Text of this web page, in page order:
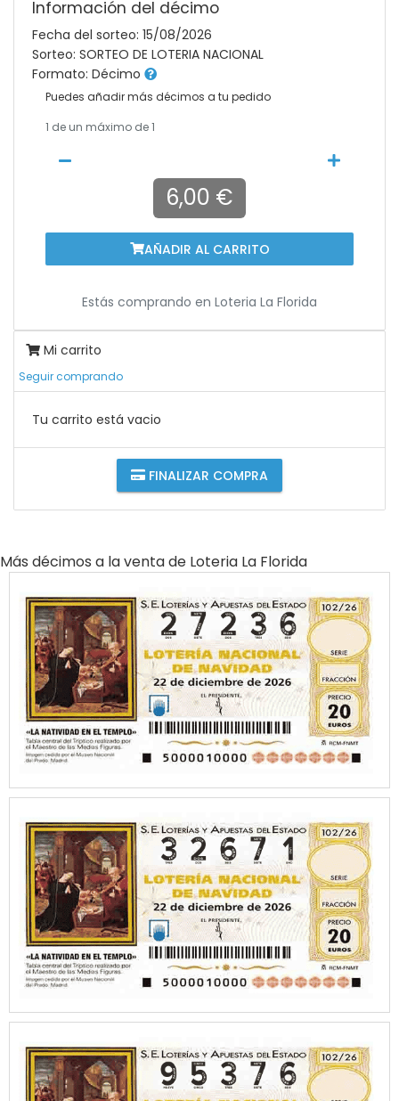
Información del décimo
Fecha del sorteo: 15/08/2026
Sorteo: SORTEO DE LOTERIA NACIONAL
Formato: Décimo
Puedes añadir más décimos a tu pedido
1 de un máximo de 1
6,00 €
AÑADIR AL CARRITO
Estás comprando en Loteria La Florida
Mi carrito
Seguir comprando
Tu carrito está vacio
FINALIZAR COMPRA
Más décimos a la venta de Loteria La Florida